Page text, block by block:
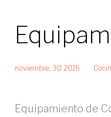
noviembre, 30 2016
Equipamiento de